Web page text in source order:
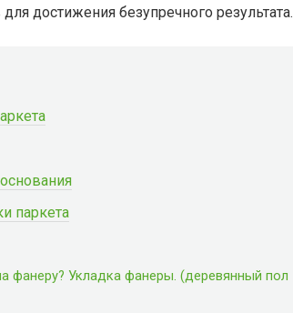
достижения безупречного результата.
паркета
фанеру? Укладка фанеры. (деревянный пол